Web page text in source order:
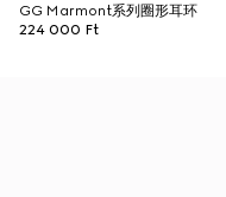
GG Marmont系列圈形耳环
224 000 Ft